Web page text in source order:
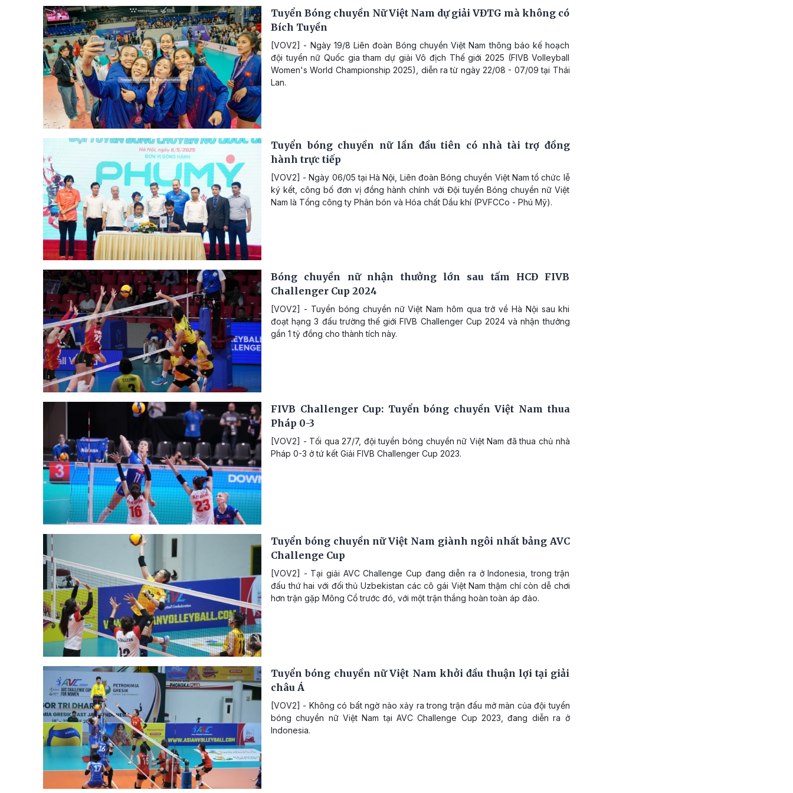
Tuyển Bóng chuyền Nữ Việt Nam dự giải VĐTG mà không có
Bích Tuyền
[VOV2] - Ngày 19/8 Liên đoàn Bóng chuyền Việt Nam thông báo kế hoạch
đội tuyển nữ Quốc gia tham dự giải Vô địch Thế giới 2025 (FIVB Volleyball
Women's World Championship 2025), diễn ra từ ngày 22/08 - 07/09 tại Thái
Lan.
Tuyển bóng chuyền nữ lần đầu tiên có nhà tài trợ đồng
hành trực tiếp
[VOV2] - Ngày 06/05 tại Hà Nội, Liên đoàn Bóng chuyền Việt Nam tổ chức lễ
ký kết, công bố đơn vị đồng hành chính với Đội tuyển Bóng chuyền nữ Việt
Nam là Tổng công ty Phân bón và Hóa chất Dầu khí (PVFCCo - Phú Mỹ).
Bóng chuyền nữ nhận thưởng lớn sau tấm HCĐ FIVB
Challenger Cup 2024
[VOV2] - Tuyển bóng chuyền nữ Việt Nam hôm qua trở về Hà Nội sau khi
đoạt hạng 3 đấu trường thế giới FIVB Challenger Cup 2024 và nhận thưởng
gần 1 tỷ đồng cho thành tích này.
FIVB Challenger Cup: Tuyển bóng chuyền Việt Nam thua
Pháp 0-3
[VOV2] - Tối qua 27/7, đội tuyển bóng chuyền nữ Việt Nam đã thua chủ nhà
Pháp 0-3 ở tứ kết Giải FIVB Challenger Cup 2023.
Tuyển bóng chuyền nữ Việt Nam giành ngôi nhất bảng AVC
Challenge Cup
[VOV2] - Tại giải AVC Challenge Cup đang diễn ra ở Indonesia, trong trận
đấu thứ hai với đối thủ Uzbekistan các cô gái Việt Nam thậm chí còn dễ chơi
hơn trận gặp Mông Cổ trước đó, với một trận thắng hoàn toàn áp đảo.
Tuyển bóng chuyền nữ Việt Nam khởi đầu thuận lợi tại giải
châu Á
[VOV2] - Không có bất ngờ nào xảy ra trong trận đấu mở màn của đội tuyển
bóng chuyền nữ Việt Nam tại AVC Challenge Cup 2023, đang diễn ra ở
Indonesia.